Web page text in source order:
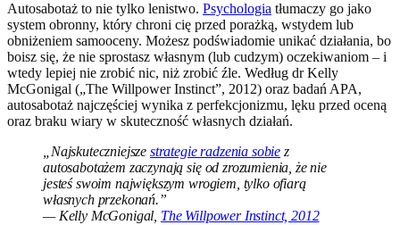
Autosabotaż to nie tylko lenistwo. Psychologia tłumaczy go jako
system obronny, który chroni cię przed porażką, wstydem lub
obniżeniem samooceny. Możesz podświadomie unikać działania, bo
boisz się, że nie sprostasz własnym (lub cudzym) oczekiwaniom – i
wtedy lepiej nie zrobić nic, niż zrobić źle. Według dr Kelly
McGonigal („The Willpower Instinct”, 2012) oraz badań APA,
autosabotaż najczęściej wynika z perfekcjonizmu, lęku przed oceną
oraz braku wiary w skuteczność własnych działań.
„Najskuteczniejsze strategie radzenia sobie z
autosabotażem zaczynają się od zrozumienia, że nie
jesteś swoim największym wrogiem, tylko ofiarą
własnych przekonań.”
— Kelly McGonigal, The Willpower Instinct, 2012